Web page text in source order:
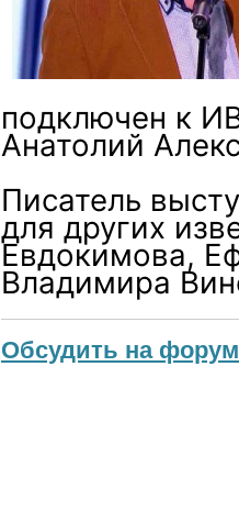
подключен к
Анатолий
Писатель
для других
Евдокимова,
Владимира
Обсудить на